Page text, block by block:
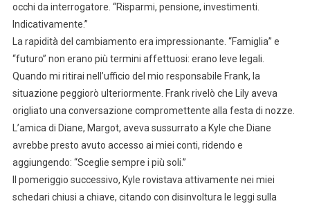
occhi da interrogatore. “Risparmi, pensione, investimenti.
Indicativamente.”
La rapidità del cambiamento era impressionante. “Famiglia” e
“futuro” non erano più termini affettuosi: erano leve legali.
Quando mi ritirai nell’ufficio del mio responsabile Frank, la
situazione peggiorò ulteriormente. Frank rivelò che Lily aveva
origliato una conversazione compromettente alla festa di nozze.
L’amica di Diane, Margot, aveva sussurrato a Kyle che Diane
avrebbe presto avuto accesso ai miei conti, ridendo e
aggiungendo: “Sceglie sempre i più soli.”
Il pomeriggio successivo, Kyle rovistava attivamente nei miei
schedari chiusi a chiave, citando con disinvoltura le leggi sulla